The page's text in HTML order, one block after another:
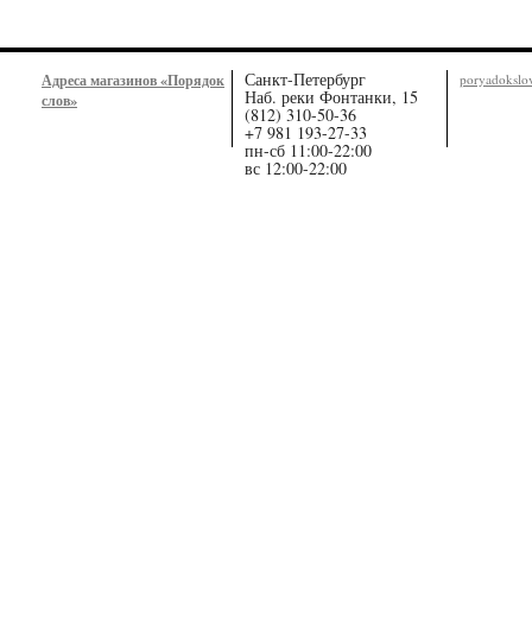
Адреса магазинов «Порядок
слов»
Санкт-Петербург
Наб. реки Фонтанки, 15
(812) 310-50-36
+7 981 193-27-33
пн-сб 11:00-22:00
вс 12:00-22:00